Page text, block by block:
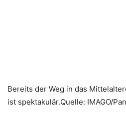
Bereits der Weg in das
ist spektakulär.Quelle: IMAGO/